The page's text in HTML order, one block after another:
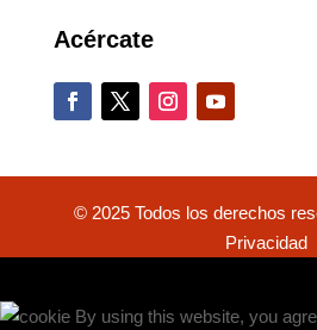
Acércate
© 2025 Todos los derechos
Privacidad
By using this website, you